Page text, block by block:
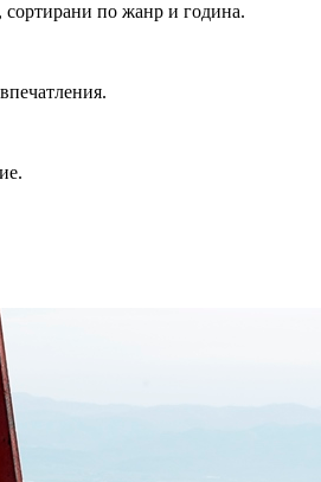
сортирани по жанр и година.